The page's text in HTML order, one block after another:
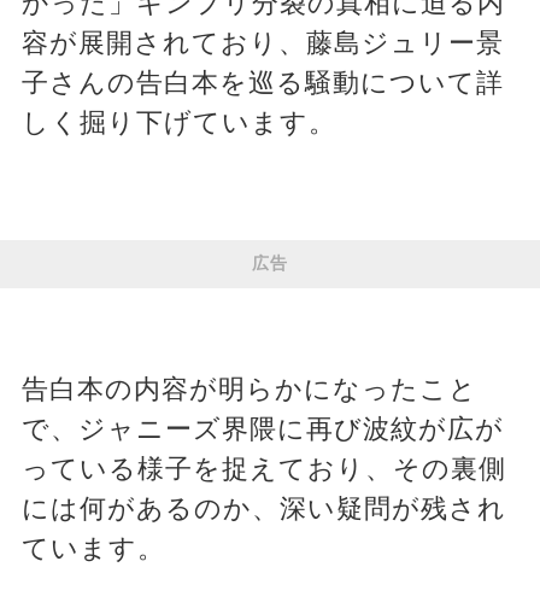
容が展開されており、藤島ジュリー景
子さんの告白本を巡る騒動について詳
しく掘り下げています。
広告
告白本の内容が明らかになったこと
で、ジャニーズ界隈に再び波紋が広が
っている様子を捉えており、その裏側
には何があるのか、深い疑問が残され
ています。